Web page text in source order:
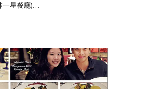
一星餐廳)…